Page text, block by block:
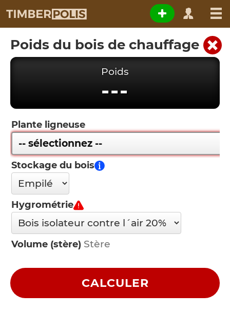
Poids du bois de chauffage
Poids
---
Plante ligneuse
Stockage du bois
Hygrométrie
Volume (stère)
CALCULER